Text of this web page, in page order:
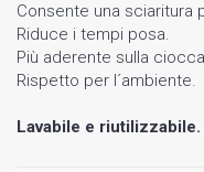
Consente una sciaritura
Riduce i tempi posa.
Più aderente sulla
Rispetto per l´ambiente.
Lavabile e riutilizzabile.